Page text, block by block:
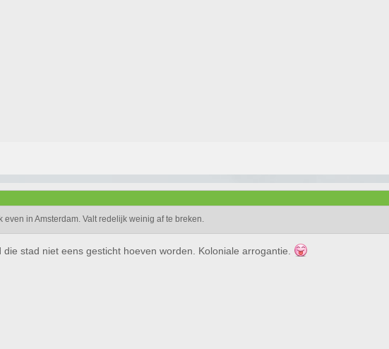
even in Amsterdam. Valt redelijk weinig af te breken.
die stad niet eens gesticht hoeven worden. Koloniale arrogantie.